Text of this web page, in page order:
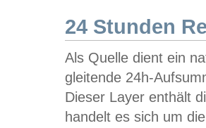
24 Stunden
Als Quelle dient ein
gleitende 24h-
Dieser Layer enthält
handelt es sich um